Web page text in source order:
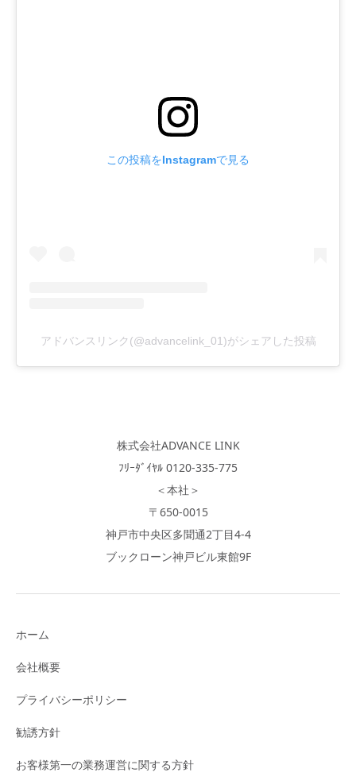
この投稿をInstagramで見る
アドバンスリンク(@advancelink_01)がシェアした投稿
株式会社ADVANCE LINK
ﾌﾘｰﾀﾞｲﾔﾙ 0120-335-775
＜本社＞
〒650-0015
神戸市中央区多聞通2丁目4-4
ブックローン神戸ビル東館9F
ホーム
会社概要
プライバシーポリシー
勧誘方針
お客様第一の業務運営に関する方針